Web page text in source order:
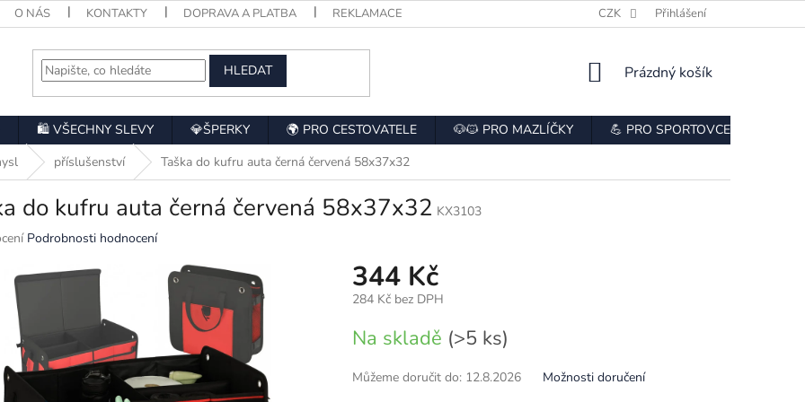
O NÁS KONTAKTY DOPRAVA A PLATBA REKLAMACE ODSTOUPENÍ OD SMLOUVY
CZK Přihlášení
HLEDAT
NÁKUPNÍ
Prázdný košík
🛍️ VŠECHNY SLEVY 💎ŠPERKY 🌍 PRO CESTOVATELE 🐶🐱 PRO MAZLÍČKY 💪 PRO SPORTOVCE
příslušenství Taška do kufru auta černá červená 58x37x32
do kufru auta černá červená 58x37x32 KX3103
Podrobnosti hodnocení
344 Kč
284 Kč bez DPH
cena:
Na skladě (>5 ks)
Můžeme doručit do: 12.8.2026 Možnosti doručení